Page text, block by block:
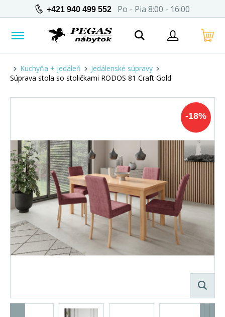
+421 940 499 552 Po - Pia 8:00 - 16:00
Kuchyňa + jedáleň
Jedálenské súpravy
Súprava stola so stoličkami RODOS 81 Craft Gold
-18%